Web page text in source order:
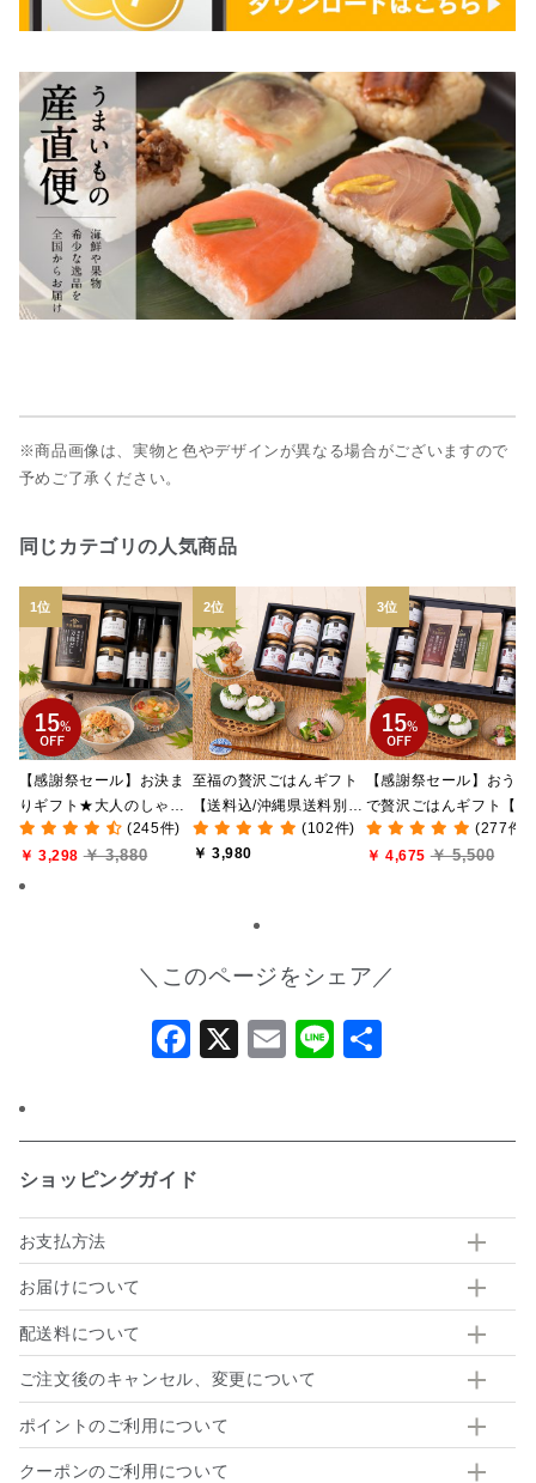
※商品画像は、実物と色やデザインが異なる場合がございますので
予めご了承ください。
同じカテゴリの人気商品
【感謝祭セール】お決ま
りギフト★大人のしゃけ
しゃけめんたい入り【送
料込/沖縄県送料別途】
【化粧箱包装付】
(245件)
￥ 3,298 ￥ 3,880
至福の贅沢ごはんギフト
【送料込/沖縄県送料別
途】【化粧箱包装付/オン
ライン限定】
(102件)
￥ 3,980
【感謝祭セール】おうち
で贅沢ごはんギフト【送
料無料/沖縄県送料別途】
【化粧箱包装付/オンライ
(277件)
￥ 4,675 ￥ 5,500
＼このページをシェア／
Facebook
X Email
Line
ショッピングガイド
お支払方法
お届けについて
配送料について
ご注文後のキャンセル、変更について
ポイントのご利用について
クーポンのご利用について